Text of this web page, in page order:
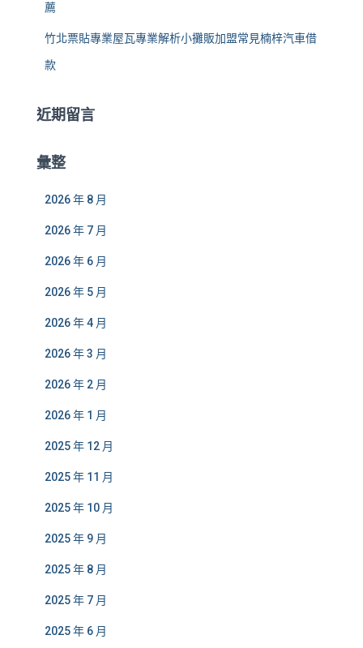
薦
竹北票貼專業屋瓦專業解析小攤販加盟常見楠梓汽車借
款
近期留言
彙整
2026 年 8 月
2026 年 7 月
2026 年 6 月
2026 年 5 月
2026 年 4 月
2026 年 3 月
2026 年 2 月
2026 年 1 月
2025 年 12 月
2025 年 11 月
2025 年 10 月
2025 年 9 月
2025 年 8 月
2025 年 7 月
2025 年 6 月